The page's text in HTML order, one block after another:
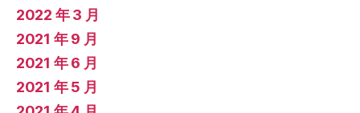
2022 年 3 月
2021 年 9 月
2021 年 6 月
2021 年 5 月